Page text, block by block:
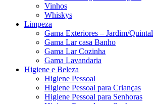
Vinhos
Whiskys
Limpeza
Gama Exteriores – Jardim/Quintal
Gama Lar casa Banho
Gama Lar Cozinha
Gama Lavandaria
Higiene e Beleza
Higiene Pessoal
Higiene Pessoal para Crianças
Higiene Pessoal para Senhoras